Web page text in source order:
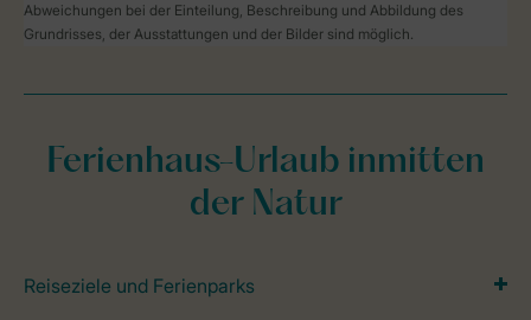
Abweichungen bei der Einteilung, Beschreibung und Abbildung des
Grundrisses, der Ausstattungen und der Bilder sind möglich.
Ferienhaus-Urlaub inmitten
der Natur
Reiseziele und Ferienparks